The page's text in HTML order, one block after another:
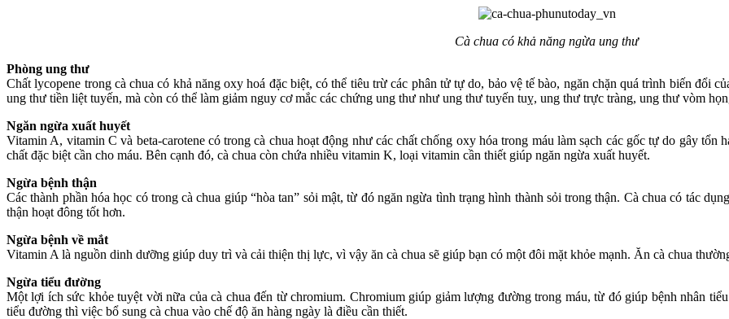
Cà chua có khả năng ngừa ung thư
Phòng ung thư
Chất lycopene trong cà chua có khả năng oxy hoá đặc biệt, có thể tiêu trừ các phân tử tự do, bảo vệ tế bào, ngăn chặn quá trình biến đổi
ung thư tiền liệt tuyến, mà còn có thể làm giảm nguy cơ mắc các chứng ung thư như ung thư tuyến tuỵ, ung thư trực tràng, ung thư vòm
Ngăn ngừa xuất huyết
Vitamin A, vitamin C và beta-carotene có trong cà chua hoạt động như các chất chống oxy hóa trong máu làm sạch các gốc tự do gây tổn
chất đặc biệt cần cho máu. Bên cạnh đó, cà chua còn chứa nhiều vitamin K, loại vitamin cần thiết giúp ngăn ngừa xuất huyết.
Ngừa bệnh thận
Các thành phần hóa học có trong cà chua giúp “hòa tan” sỏi mật, từ đó ngăn ngừa tình trạng hình thành sỏi trong thận. Cà chua có tác
thận hoạt đông tốt hơn.
Ngừa bệnh về mắt
Vitamin A là nguồn dinh dưỡng giúp duy trì và cải thiện thị lực, vì vậy ăn cà chua sẽ giúp bạn có một đôi mặt khỏe mạnh. Ăn cà chua
Ngừa tiểu đường
Một lợi ích sức khỏe tuyệt vời nữa của cà chua đến từ chromium. Chromium giúp giảm lượng đường trong máu, từ đó giúp bệnh nhân
tiểu đường thì việc bổ sung cà chua vào chế độ ăn hàng ngày là điều cần thiết.